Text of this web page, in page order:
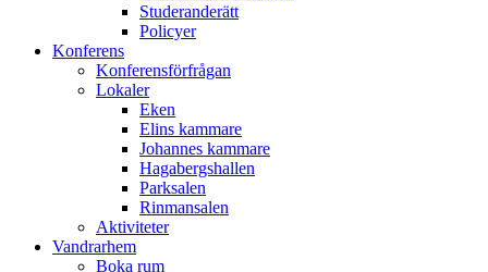
Studeranderätt
Policyer
Konferens
Konferens­förfrågan
Lokaler
Eken
Elins kammare
Johannes kammare
Hagabergshallen
Parksalen
Rinmansalen
Aktiviteter
Vandrarhem
Boka rum